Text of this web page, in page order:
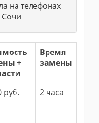
на телефонах
Сочи
+
Время
замены
руб. 2 часа